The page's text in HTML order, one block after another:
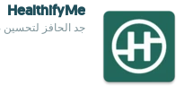
HealthifyMe
جد الحافز